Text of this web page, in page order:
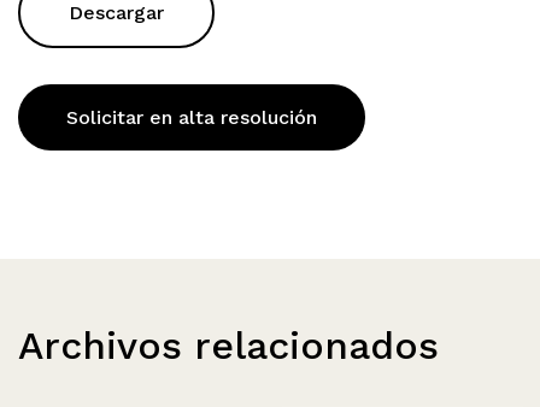
Descargar
Solicitar en alta resolución
Archivos relacionados